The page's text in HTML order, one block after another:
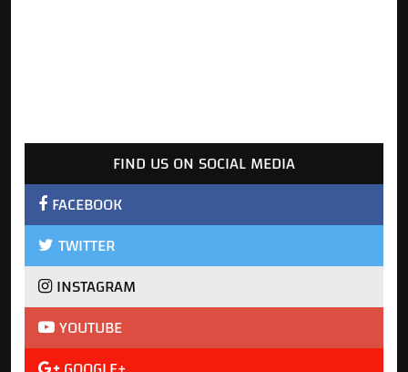
FIND US ON SOCIAL MEDIA
FACEBOOK
TWITTER
INSTAGRAM
YOUTUBE